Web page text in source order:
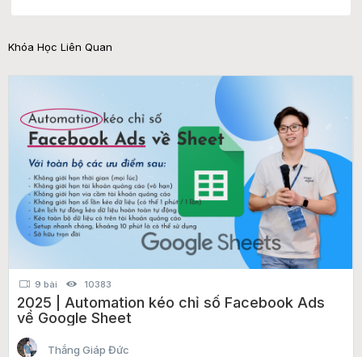
Khóa Học Liên Quan
9 bài 10383
2025 | Automation kéo chỉ số Facebook Ads
về Google Sheet
Thắng Giáp Đức